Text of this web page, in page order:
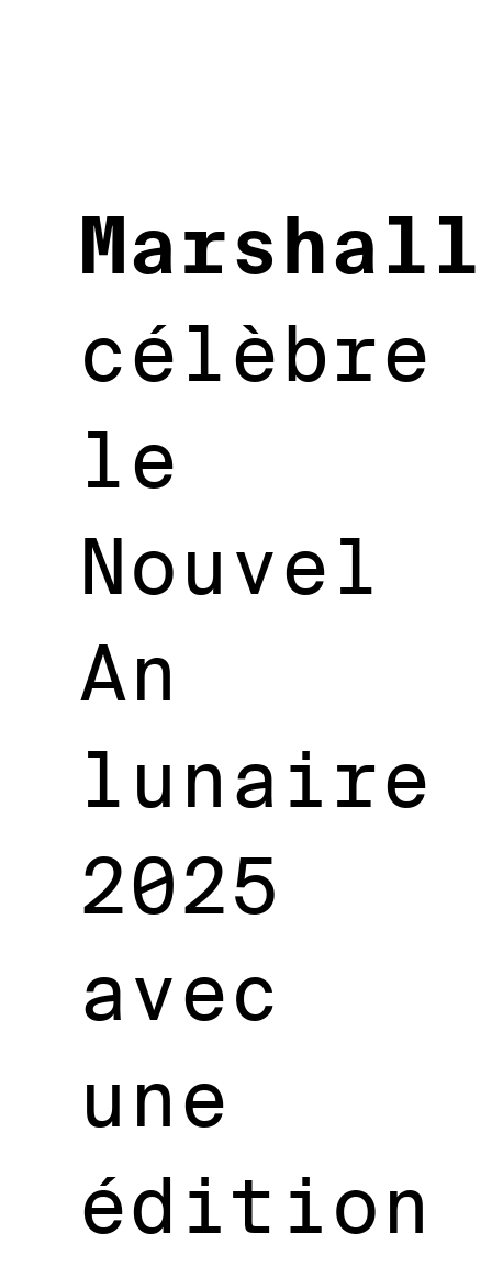
Marshall
célèbre
le
Nouvel
An
lunaire
2025
avec
une
édition